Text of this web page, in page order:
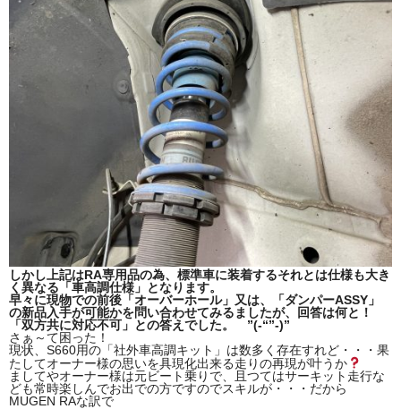
しかし上記はRA専用品の為、標準車に装着するそれとは仕様も大き
く異なる「車高調仕様」となります。
早々に現物での前後「オーバーホール」又は、「ダンパーASSY」
の新品入手が可能かを問い合わせてみるましたが、回答は何と！
「双方共に対応不可」との答えでした。 ”(-“”-)”
さぁ～て困った！
現状、S660用の「社外車高調キット」は数多く存在すれど・・・果
たしてオーナー様の思いを具現化出来る走りの再現が叶うか
ましてやオーナー様は元ビート乗りで、且つてはサーキット走行な
ども常時楽しんでお出での方ですのでスキルが・・・だから
MUGEN RAな訳で